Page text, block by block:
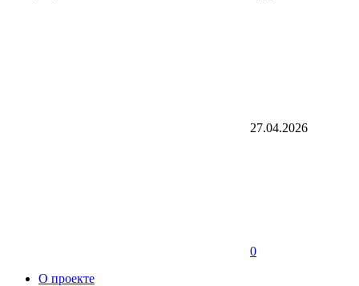
27.04.2026
0
О проекте